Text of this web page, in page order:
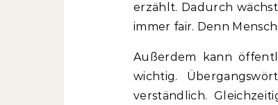
erzählt. Dadurch
immer fair. Denn
Außerdem kann
wichtig.
verständlich.